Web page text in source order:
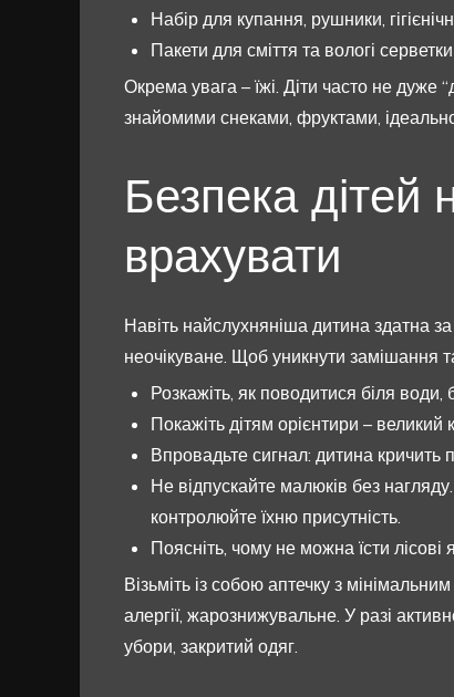
Набір для купання, рушники,
Пакети для сміття та вологі серветки
Окрема увага – їжі. Діти часто не дуже
знайомими снеками, фруктами,
Безпека дітей
врахувати
Навіть найслухняніша дитина здатна
неочікуване. Щоб уникнути замішання
Розкажіть, як поводитися біля води,
Покажіть дітям орієнтири –
Впровадьте сигнал: дитина кричить
Не відпускайте малюків без
контролюйте їхню присутність.
Поясніть, чому не можна їсти лісові
Візьміть із собою аптечку з
алергії, жарознижувальне. У разі
убори, закритий одяг.